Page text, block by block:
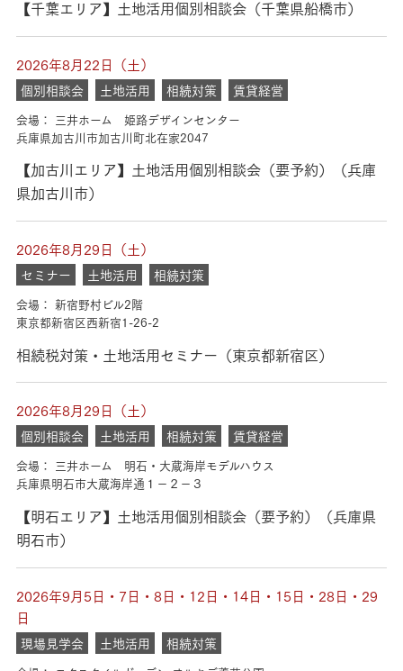
【千葉エリア】土地活用個別相談会（千葉県船橋市）
2026年8月22日（土）
個別相談会 土地活用 相続対策 賃貸経営
会場： 三井ホーム 姫路デザインセンター
兵庫県加古川市加古川町北在家2047
【加古川エリア】土地活用個別相談会（要予約）（兵庫
県加古川市）
2026年8月29日（土）
セミナー 土地活用 相続対策
会場： 新宿野村ビル2階
東京都新宿区西新宿1-26-2
相続税対策・土地活用セミナー（東京都新宿区）
2026年8月29日（土）
個別相談会 土地活用 相続対策 賃貸経営
会場： 三井ホーム 明石・大蔵海岸モデルハウス
兵庫県明石市大蔵海岸通１－２－３
【明石エリア】土地活用個別相談会（要予約）（兵庫県
明石市）
2026年9月5日・7日・8日・12日・14日・15日・28日・29
日
現場見学会 土地活用 相続対策